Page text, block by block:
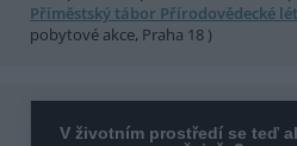
Příměstský tábor Přírodovědecké
pobytové akce, Praha 18 )